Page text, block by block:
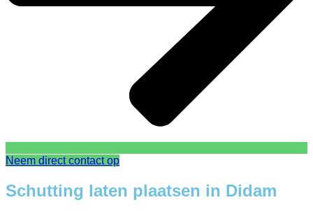
Neem direct contact op
Schutting laten plaatsen in Didam